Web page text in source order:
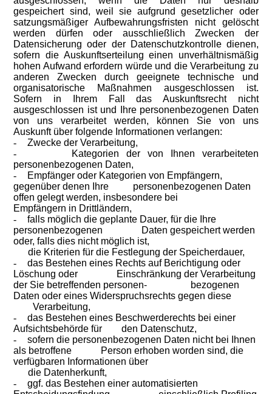
gespeichert sind, weil sie aufgrund gesetzlicher oder
satzungsmäßiger Aufbewahrungsfristen nicht gelöscht
werden dürfen oder ausschließlich Zwecken der
Datensicherung oder der Datenschutzkontrolle dienen,
sofern die Auskunftserteilung einen unverhältnismäßig
hohen Aufwand erfordern würde und die Verarbeitung zu
anderen Zwecken durch geeignete technische und
organisatorische Maßnahmen ausgeschlossen ist.
Sofern in Ihrem Fall das Auskunftsrecht nicht
ausgeschlossen ist und Ihre personenbezogenen Daten
von uns verarbeitet werden, können Sie von uns
Auskunft über folgende Informationen verlangen:
-
Zwecke der Verarbeitung,
-
Kategorien der von Ihnen verarbeiteten
personenbezogenen Daten,
-
Empfänger oder Kategorien von Empfängern,
gegenüber denen Ihre personenbezogenen Daten
offen gelegt werden, insbesondere bei
Empfängern in Drittländern,
-
falls möglich die geplante Dauer, für die Ihre
personenbezogenen Daten gespeichert werden
oder, falls dies nicht möglich ist,
die Kriterien für die Festlegung der Speicherdauer,
-
das Bestehen eines Rechts auf Berichtigung oder
Löschung oder Einschränkung der Verarbeitung
der Sie betreffenden personen- bezogenen
Daten oder eines Widerspruchsrechts gegen diese
Verarbeitung,
-
das Bestehen eines Beschwerderechts bei einer
Aufsichtsbehörde für den Datenschutz,
-
sofern die personenbezogenen Daten nicht bei Ihnen
als betroffene Person erhoben worden sind, die
verfügbaren Informationen über
die Datenherkunft,
-
ggf. das Bestehen einer automatisierten